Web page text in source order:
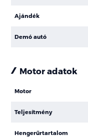
Ajándék
Demó autó
Motor adatok
Motor
Teljesítmény
Hengerűrtartalom